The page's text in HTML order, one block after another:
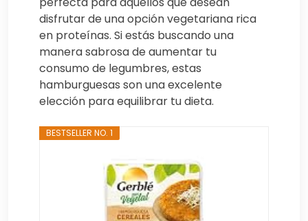
disfrutar de una opción vegetariana rica
en proteínas. Si estás buscando una
manera sabrosa de aumentar tu
consumo de legumbres, estas
hamburguesas son una excelente
elección para equilibrar tu dieta.
BESTSELLER NO. 1